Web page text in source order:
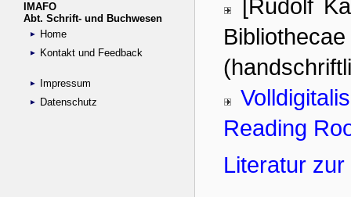
IMAFO
Abt. Schrift- und Buchwesen
Home
Kontakt und Feedback
Impressum
Datenschutz